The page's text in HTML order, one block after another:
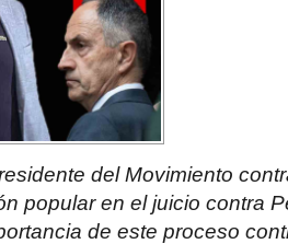
del Movimiento
popular en el juicio contra
de este proceso